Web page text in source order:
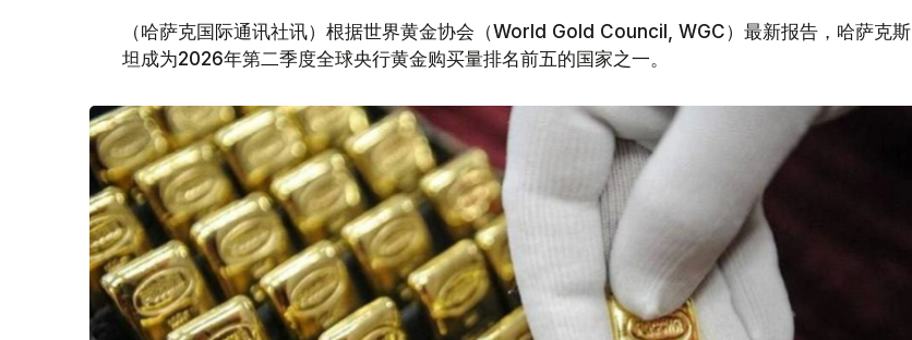
（哈萨克国际通讯社讯）根据世界黄金协会（World Gold Council, WGC）最新报告，哈萨克斯
坦成为2026年第二季度全球央行黄金购买量排名前五的国家之一。